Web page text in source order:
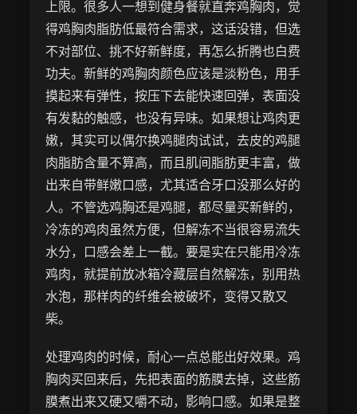
上限。很多人一想到健身餐就直奔鸡胸肉，觉
得鸡胸肉脂肪低最符合需求，这话没错，但选
不对部位、挑不好新鲜度，再怎么折腾也白费
功夫。新鲜的鸡胸肉颜色应该是淡粉色，用手
摸起来有弹性，按压下去能快速回弹，表面没
有发黏的触感，也没有异味。如果想让鸡肉更
嫩，其实可以偶尔换鸡腿肉试试，去皮的鸡腿
肉脂肪含量不算高，而且肌间脂肪更丰富，做
出来自带鲜嫩口感，尤其适合牙口没那么好的
人。不管选鸡胸还是鸡腿，都尽量买新鲜的，
冷冻的鸡肉虽然方便，但解冻不当很容易流失
水分，口感会差上一截。要是实在只能用冷冻
鸡肉，就提前放冰箱冷藏层自然解冻，别用热
水泡，那样肉的纤维会被破坏，变得又散又
柴。
处理鸡肉的时候，耐心一点总能出好效果。鸡
胸肉买回来后，先把表面的筋膜去掉，这些筋
膜煮出来又硬又嚼不动，影响口感。如果是整